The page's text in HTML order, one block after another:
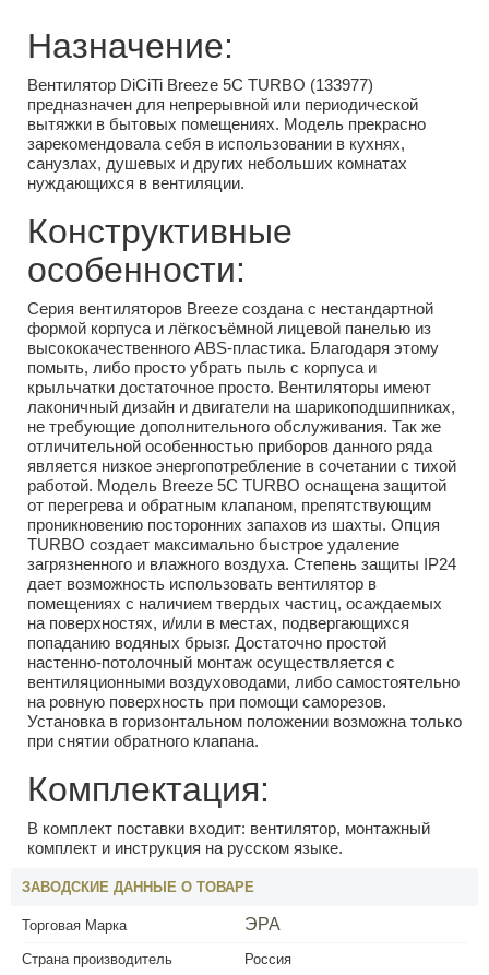
Назначение:
Вентилятор DiCiTi Breeze 5C TURBO (133977)
предназначен для непрерывной или периодической
вытяжки в бытовых помещениях. Модель прекрасно
зарекомендовала себя в использовании в кухнях,
санузлах, душевых и других небольших комнатах
нуждающихся в вентиляции.
Конструктивные
особенности:
Серия вентиляторов Breeze создана с нестандартной
формой корпуса и лёгкосъёмной лицевой панелью из
высококачественного ABS-пластика. Благодаря этому
помыть, либо просто убрать пыль с корпуса и
крыльчатки достаточное просто. Вентиляторы имеют
лаконичный дизайн и двигатели на шарикоподшипниках,
не требующие дополнительного обслуживания. Так же
отличительной особенностью приборов данного ряда
является низкое энергопотребление в сочетании с тихой
работой. Модель Breeze 5C TURBO оснащена защитой
от перегрева и обратным клапаном, препятствующим
проникновению посторонних запахов из шахты. Опция
TURBO создает максимально быстрое удаление
загрязненного и влажного воздуха. Степень защиты IP24
дает возможность использовать вентилятор в
помещениях с наличием твердых частиц, осаждаемых
на поверхностях, и/или в местах, подвергающихся
попаданию водяных брызг. Достаточно простой
настенно-потолочный монтаж осуществляется с
вентиляционными воздуховодами, либо самостоятельно
на ровную поверхность при помощи саморезов.
Установка в горизонтальном положении возможна только
при снятии обратного клапана.
Комплектация:
В комплект поставки входит: вентилятор, монтажный
комплект и инструкция на русском языке.
ЗАВОДСКИЕ ДАННЫЕ О ТОВАРЕ
Торговая Марка ЭРА
Страна производитель Россия